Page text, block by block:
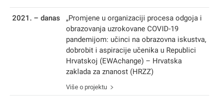
2021. – danas
„Promjene u organizaciji procesa odgoja i
obrazovanja uzrokovane COVID-19
pandemijom: učinci na obrazovna iskustva,
dobrobit i aspiracije učenika u Republici
Hrvatskoj (EWAchange) – Hrvatska
zaklada za znanost (HRZZ)
Više o projektu